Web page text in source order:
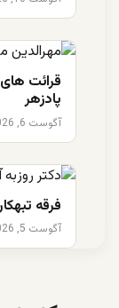
قرائت
پادزهر
آگوست 6, 2026
فرقه
آگوست 5, 2026